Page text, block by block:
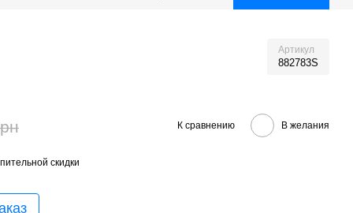
Артикул
882783S
К сравнению В желания
скидки